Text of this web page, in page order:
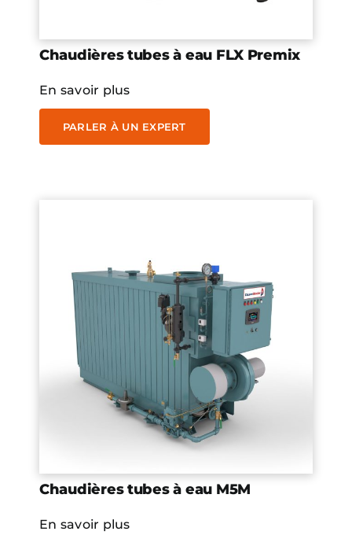
Chaudières tubes à eau FLX Premix
En savoir plus
PARLER À UN EXPERT
Chaudières tubes à eau M5M
En savoir plus